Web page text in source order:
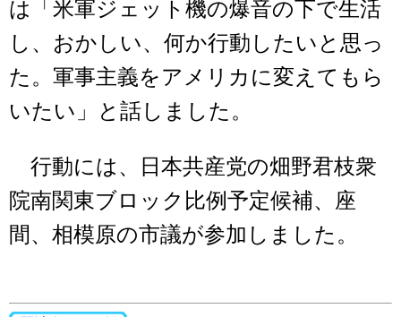
は「米軍ジェット機の爆音の下で生活
し、おかしい、何か行動したいと思っ
た。軍事主義をアメリカに変えてもら
いたい」と話しました。
行動には、日本共産党の畑野君枝衆
院南関東ブロック比例予定候補、座
間、相模原の市議が参加しました。